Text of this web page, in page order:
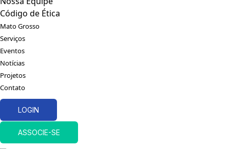
Código de Ética
Mato Grosso
Serviços
Eventos
Notícias
Projetos
Contato
LOGIN
ASSOCIE-SE